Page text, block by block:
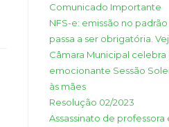
Comunicado Importante
NFS-e: emissão no
passa a ser obrigatória.
Câmara Municipal celebra
emocionante Sessão
às mães
Resolução 02/2023
Assassinato de